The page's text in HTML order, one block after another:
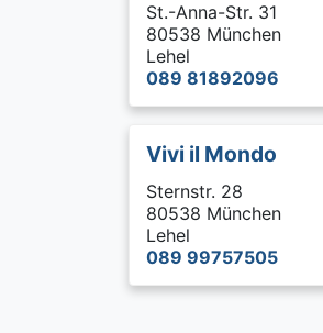
St.-Anna-Str. 31
80538 München
Lehel
089 81892096
Vivi il Mondo
Sternstr. 28
80538 München
Lehel
089 99757505